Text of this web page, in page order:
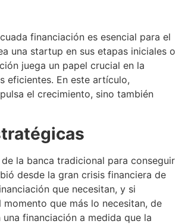
financiación es esencial para el
una startup en sus etapas iniciales o
juega un papel crucial en la
eficientes. En este artículo,
el crecimiento, sino también
la banca tradicional para conseguir
desde la gran crisis financiera de
que necesitan, y si
que más lo necesitan, de
financiación a medida que la